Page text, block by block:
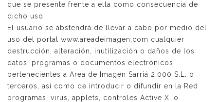
que se presente frente a ella como consecuencia de
dicho uso.
El usuario se abstendrá de llevar a cabo por medio del
uso del portal www.areadeimagen.com cualquier
destrucción, alteración, inutilización o daños de los
datos, programas o documentos electrónicos
pertenecientes a Area de Imagen Sarriá 2.000 S.L. o
terceros, así como de introducir o difundir en la Red
programas, virus, applets, controles Active X, o